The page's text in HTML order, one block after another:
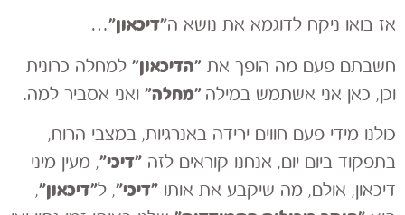
אז בואו ניקח לדוגמא את נושא ה״דיכאון״…
חשבתם פעם מה הופך את ״הדיכאון״ למחלה כרונית
וכן, כאן אני אשתמש במילה ״מחלה״ ואני אסביר למה.
כולנו מידי פעם חווים ירידה באנרגיות, במצבי הרוח,
בתפקוד ביום יום, אנחנו קוראים לזה ״דיכי״, מעין מיני
דיכאון, אולם, מה שיקבע את אותו ״דיכי״, ל״דיכאון״,